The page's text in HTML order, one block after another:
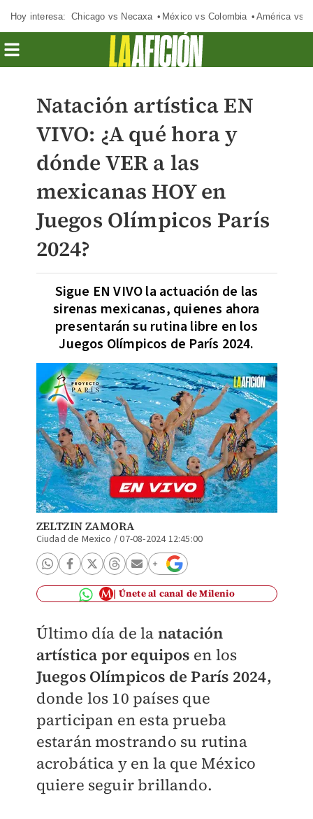
Hoy interesa: Chicago vs Necaxa México vs Colombia América vs
Natación artística EN
VIVO: ¿A qué hora y
dónde VER a las
mexicanas HOY en
Juegos Olímpicos París
2024?
Sigue EN VIVO la actuación de las
sirenas mexicanas, quienes ahora
presentarán su rutina libre en los
Juegos Olímpicos de París 2024.
ZELTZIN ZAMORA
Ciudad de Mexico /07-08-2024 12:45:00
Únete al canal de Milenio
Último día de la natación
artística por equipos en los
Juegos Olímpicos de París 2024,
donde los 10 países que
participan en esta prueba
estarán mostrando su rutina
acrobática y en la que México
quiere seguir brillando.